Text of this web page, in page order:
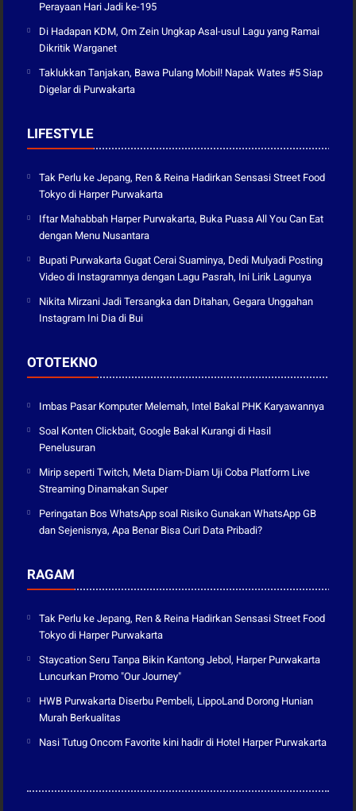
Perayaan Hari Jadi ke-195
Di Hadapan KDM, Om Zein Ungkap Asal-usul Lagu yang Ramai
Dikritik Warganet
Taklukkan Tanjakan, Bawa Pulang Mobil! Napak Wates #5 Siap
Digelar di Purwakarta
LIFESTYLE
Tak Perlu ke Jepang, Ren & Reina Hadirkan Sensasi Street Food
Tokyo di Harper Purwakarta
Iftar Mahabbah Harper Purwakarta, Buka Puasa All You Can Eat
dengan Menu Nusantara
Bupati Purwakarta Gugat Cerai Suaminya, Dedi Mulyadi Posting
Video di Instagramnya dengan Lagu Pasrah, Ini Lirik Lagunya
Nikita Mirzani Jadi Tersangka dan Ditahan, Gegara Unggahan
Instagram Ini Dia di Bui
OTOTEKNO
Imbas Pasar Komputer Melemah, Intel Bakal PHK Karyawannya
Soal Konten Clickbait, Google Bakal Kurangi di Hasil
Penelusuran
Mirip seperti Twitch, Meta Diam-Diam Uji Coba Platform Live
Streaming Dinamakan Super
Peringatan Bos WhatsApp soal Risiko Gunakan WhatsApp GB
dan Sejenisnya, Apa Benar Bisa Curi Data Pribadi?
RAGAM
Tak Perlu ke Jepang, Ren & Reina Hadirkan Sensasi Street Food
Tokyo di Harper Purwakarta
Staycation Seru Tanpa Bikin Kantong Jebol, Harper Purwakarta
Luncurkan Promo "Our Journey"
HWB Purwakarta Diserbu Pembeli, LippoLand Dorong Hunian
Murah Berkualitas
Nasi Tutug Oncom Favorite kini hadir di Hotel Harper Purwakarta